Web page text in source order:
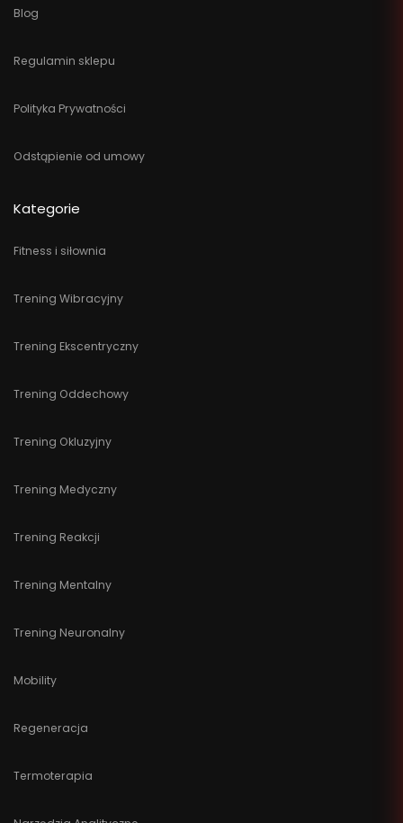
Blog
Regulamin sklepu
Polityka Prywatności
Odstąpienie od umowy
Kategorie
Fitness i siłownia
Trening Wibracyjny
Trening Ekscentryczny
Trening Oddechowy
Trening Okluzyjny
Trening Medyczny
Trening Reakcji
Trening Mentalny
Trening Neuronalny
Mobility
Regeneracja
Termoterapia